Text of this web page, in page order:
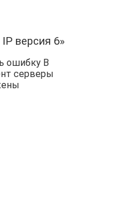
версия 6»